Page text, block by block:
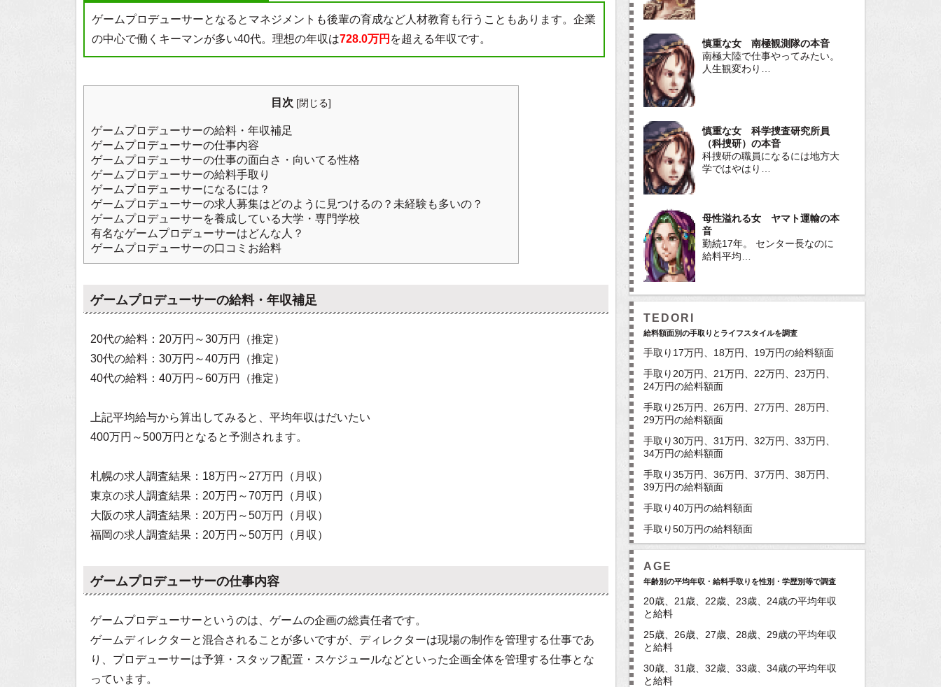
ゲームプロデューサーとなるとマネジメントも後輩の育成など人材教育も行うこともあります。企業
の中心で働くキーマンが多い40代。理想の年収は728.0万円 を超える年収です。
目次 [閉じる]
ゲームプロデューサーの給料・年収補足
ゲームプロデューサーの仕事内容
ゲームプロデューサーの仕事の面白さ・向いてる性格
ゲームプロデューサーの給料手取り
ゲームプロデューサーになるには？
ゲームプロデューサーの求人募集はどのように見つけるの？未経験も多いの？
ゲームプロデューサーを養成している大学・専門学校
有名なゲームプロデューサーはどんな人？
ゲームプロデューサーの口コミお給料
ゲームプロデューサーの給料・年収補足
20代の給料：20万円～30万円（推定）
30代の給料：30万円～40万円（推定）
40代の給料：40万円～60万円（推定）
上記平均給与から算出してみると、平均年収はだいたい
400万円～500万円となると予測されます。
札幌の求人調査結果：18万円～27万円（月収）
東京の求人調査結果：20万円～70万円（月収）
大阪の求人調査結果：20万円～50万円（月収）
福岡の求人調査結果：20万円～50万円（月収）
ゲームプロデューサーの仕事内容
ゲームプロデューサーというのは、ゲームの企画の総責任者です。
ゲームディレクターと混合されることが多いですが、ディレクターは現場の制作を管理する仕事であ
り、プロデューサーは予算・スタッフ配置・スケジュールなどといった企画全体を管理する仕事とな
っています。
慎重な女 南極観測隊の本音
南極大陸で仕事やってみたい。
人生観変わり…
慎重な女 科学捜査研究所員
（科捜研）の本音
科捜研の職員になるには地方大
学ではやはり…
母性溢れる女 ヤマト運輸の本
音
勤続17年。 センター長なのに
給料平均…
TEDORI
給料額面別の手取りとライフスタイルを調査
手取り17万円、18万円、19万円の給料額面
手取り20万円、21万円、22万円、23万円、
24万円の給料額面
手取り25万円、26万円、27万円、28万円、
29万円の給料額面
手取り30万円、31万円、32万円、33万円、
34万円の給料額面
手取り35万円、36万円、37万円、38万円、
39万円の給料額面
手取り40万円の給料額面
手取り50万円の給料額面
AGE
年齢別の平均年収・給料手取りを性別・学歴別等で調査
20歳、21歳、22歳、23歳、24歳の平均年収
と給料
25歳、26歳、27歳、28歳、29歳の平均年収
と給料
30歳、31歳、32歳、33歳、34歳の平均年収
と給料